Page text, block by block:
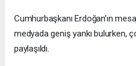
Cumhurbaşkanı Erdoğan’ın
medyada geniş yankı bulurken,
paylaşıldı.